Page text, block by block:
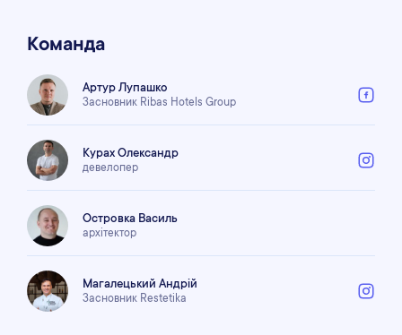
Команда
Артур Лупашко
Засновник Ribas Hotels Group
Курах Олександр
девелопер
Островка Василь
архітектор
Магалецький Андрій
Засновник Restetika